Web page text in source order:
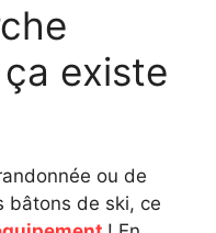
existe
ou de
bâtons de ski, ce